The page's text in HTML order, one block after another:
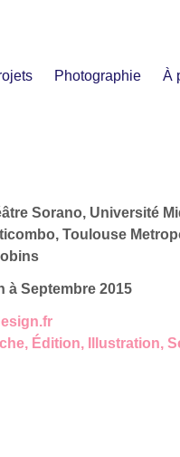
Photographie À
Sorano, Université
Toulouse
à Septembre 2015
, Édition, Illustration,